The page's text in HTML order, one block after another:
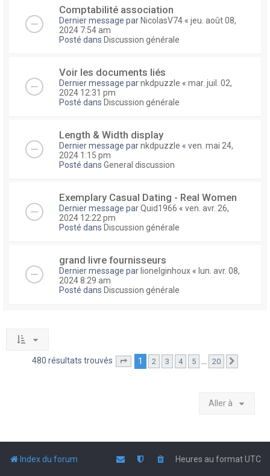
Comptabilité association
Dernier message par NicolasV74 « jeu. août 08,
2024 7:54 am
Posté dans Discussion générale
Voir les documents liés
Dernier message parnkdpuzzle « mar. juil. 02,
2024 12:31 pm
Posté dans Discussion générale
Length & Width display
Dernier message parnkdpuzzle « ven. mai 24,
2024 1:15 pm
Posté dans General discussion
Exemplary Сasual Dating - Real Women
Dernier message parQuid1966 « ven. avr. 26,
2024 12:22 pm
Posté dans Discussion générale
grand livre fournisseurs
Dernier message par lionelginhoux « lun. avr. 08,
2024 8:29 am
Posté dans Discussion générale
480 résultats trouvés Page sur20
1 2 3 4 5 … 20
Aller à
Index du forum Heures au formatUTC